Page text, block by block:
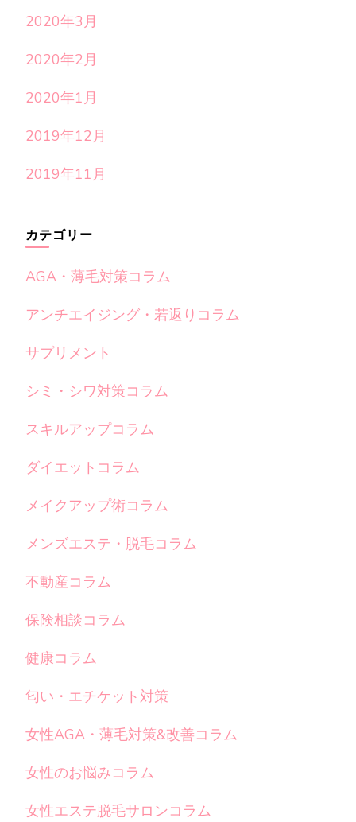
2020年3月
2020年2月
2020年1月
2019年12月
2019年11月
カテゴリー
AGA・薄毛対策コラム
アンチエイジング・若返りコラム
サプリメント
シミ・シワ対策コラム
スキルアップコラム
ダイエットコラム
メイクアップ術コラム
メンズエステ・脱毛コラム
不動産コラム
保険相談コラム
健康コラム
匂い・エチケット対策
女性AGA・薄毛対策&改善コラム
女性のお悩みコラム
女性エステ脱毛サロンコラム